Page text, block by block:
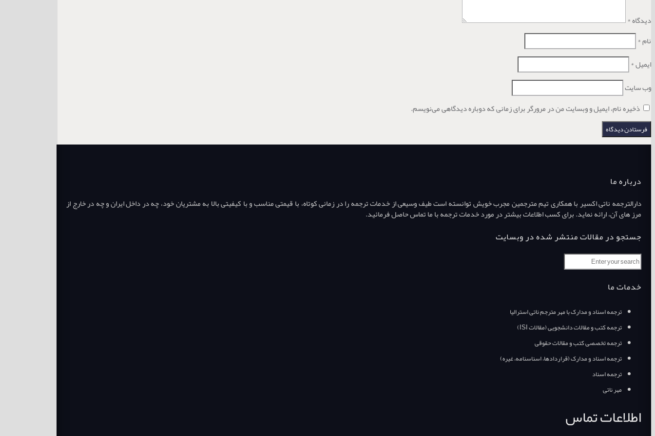
دیدگاه*
نام*
ایمیل*
وب‌ سایت
ذخیره نام، ایمیل و وبسایت من در مرورگر برای زمانی که دوباره دیدگاهی می‌نویسم.
درباره ما
دارالترجمه ناتی اکسیر با همکاری تیم مترجمین مجرب خویش توانسته است طیف وسیعی از خدمات ترجمه را در زمانی کوتاه، با قیمتی مناسب و با کیفیتی بالا به مشتریان خود، چه در داخل ایران و چه در خارج از
مرز های آن، ارائه نماید. برای کسب اطلاعات بیشتر در مورد خدمات ترجمه با ما تماس حاصل فرمائید.
جستجو در مقالات منتشر شده در وبسایت
خدمات ما
ترجمه اسناد و مدارک با مهر مترجم ناتی استرالیا
ترجمه کتب و مقالات دانشجویی (مقالات ISI)
ترجمه تخصصی کتب و مقالات حقوقی
ترجمه اسناد و مدارک (قراردادها، اسناسنامه، غیره)
ترجمه اسناد
مهر ناتی
اطلاعات تماس